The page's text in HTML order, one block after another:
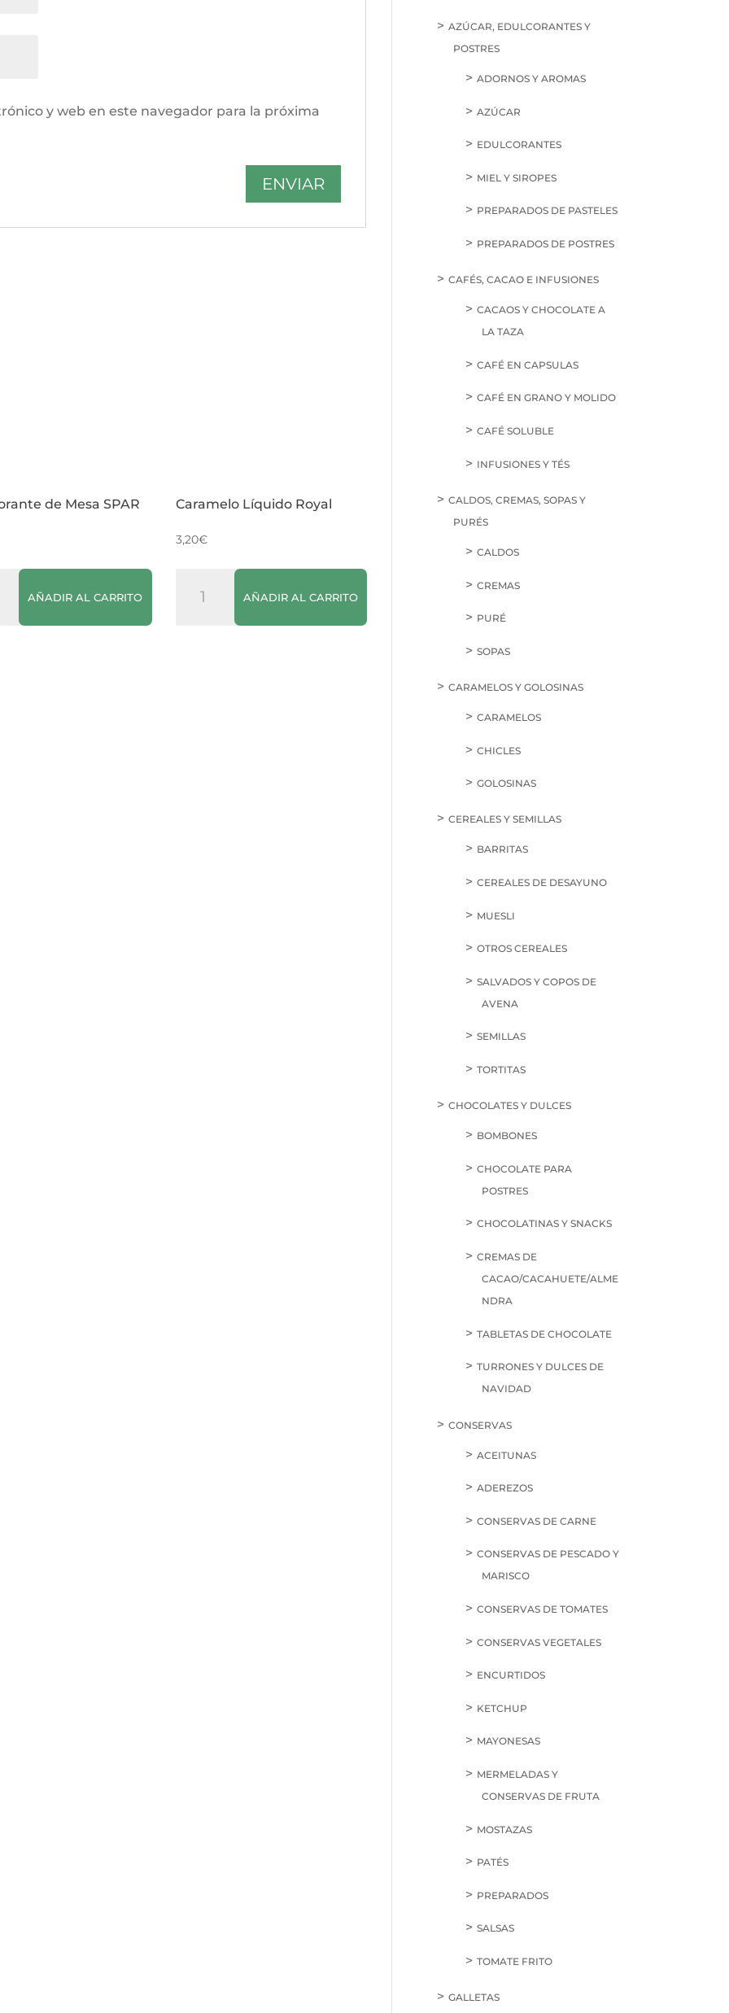
y web en este navegador para la próxima
de Mesa SPAR
AÑADIR AL CARRITO
Caramelo Líquido Royal
3,20€
Líquido
AÑADIR AL CARRITO
AZÚCAR, EDULCORANTES Y
POSTRES
ADORNOS Y AROMAS
AZÚCAR
EDULCORANTES
MIEL Y SIROPES
PREPARADOS DE PASTELES
PREPARADOS DE POSTRES
CAFÉS, CACAO E INFUSIONES
CACAOS Y CHOCOLATE A
LA TAZA
CAFÉ EN CAPSULAS
CAFÉ EN GRANO Y MOLIDO
CAFÉ SOLUBLE
INFUSIONES Y TÉS
CALDOS, CREMAS, SOPAS Y
PURÉS
CALDOS
CREMAS
PURÉ
SOPAS
CARAMELOS Y GOLOSINAS
CARAMELOS
CHICLES
GOLOSINAS
CEREALES Y SEMILLAS
BARRITAS
CEREALES DE DESAYUNO
MUESLI
OTROS CEREALES
SALVADOS Y COPOS DE
AVENA
SEMILLAS
TORTITAS
CHOCOLATES Y DULCES
BOMBONES
CHOCOLATE PARA
POSTRES
CHOCOLATINAS Y SNACKS
CREMAS DE
CACAO/CACAHUETE/ALME
NDRA
TABLETAS DE CHOCOLATE
TURRONES Y DULCES DE
NAVIDAD
CONSERVAS
ACEITUNAS
ADEREZOS
CONSERVAS DE CARNE
CONSERVAS DE PESCADO Y
MARISCO
CONSERVAS DE TOMATES
CONSERVAS VEGETALES
ENCURTIDOS
KETCHUP
MAYONESAS
MERMELADAS Y
CONSERVAS DE FRUTA
MOSTAZAS
PATÉS
PREPARADOS
SALSAS
TOMATE FRITO
GALLETAS